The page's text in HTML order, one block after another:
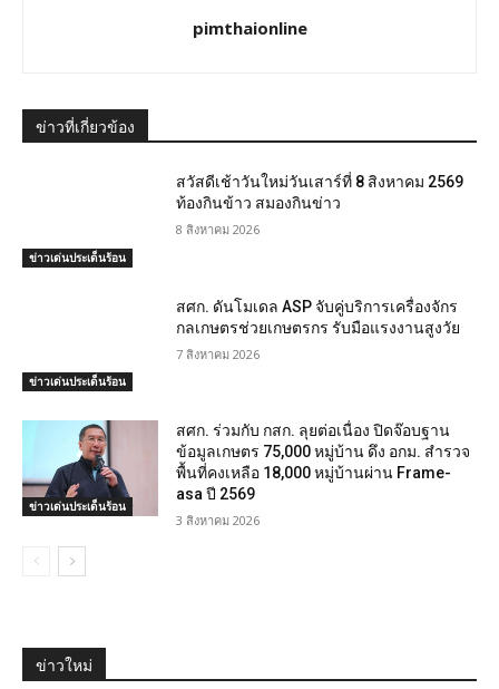
pimthaionline
ข่าวที่เกี่ยวข้อง
ข่าวเด่นประเด็นร้อน
สวัสดีเช้าวันใหม่วันเสาร์ที่ 8 สิงหาคม 2569
ท้องกินข้าว สมองกินข่าว
8 สิงหาคม 2026
ข่าวเด่นประเด็นร้อน
สศก. ดันโมเดล ASP จับคู่บริการเครื่องจักร
กลเกษตรช่วยเกษตรกร รับมือแรงงานสูงวัย
7 สิงหาคม 2026
ข่าวเด่นประเด็นร้อน
สศก. ร่วมกับ กสก. ลุยต่อเนื่อง ปิดจ๊อบฐาน
ข้อมูลเกษตร 75,000 หมู่บ้าน ดึง อกม. สำรวจ
พื้นที่คงเหลือ 18,000 หมู่บ้านผ่าน Frame-
asa ปี 2569
3 สิงหาคม 2026
ข่าวใหม่